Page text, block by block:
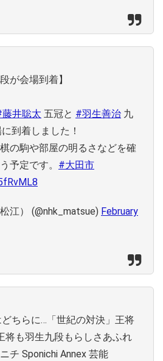
が会場到着】
井聡太 五冠と #羽生善治 九
到着しました！
の駒や部屋の明るさなどを確
予定です。 #大田市
江） (@nhk_matsue) February
どちらに…「世紀の対決」王将
も羽生九段もらしさあふれ
チ Sponichi Annex 芸能